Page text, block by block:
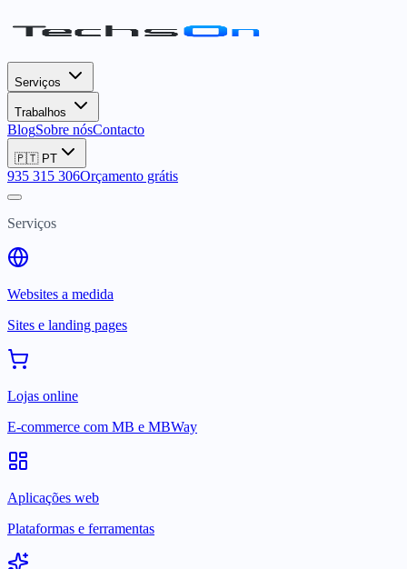
Serviços
Trabalhos
BlogSobre nósContacto
🇵🇹 PT
935 315 306Orçamento grátis
Serviços
Websites a medida
Sites e landing pages
Lojas online
E-commerce com MB e MBWay
Aplicações web
Plataformas e ferramentas